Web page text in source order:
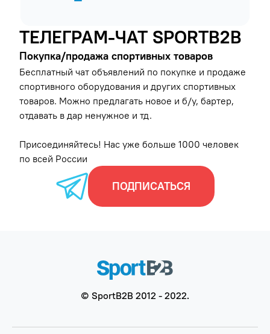
ТЕЛЕГРАМ-ЧАТ SPORTB2B
Покупка/продажа спортивных товаров
Бесплатный чат объявлений по покупке и продаже
спортивного оборудования и других спортивных
товаров. Можно предлагать новое и б/у, бартер,
отдавать в дар ненужное и тд.
Присоединяйтесь! Нас уже больше 1000 человек
по всей России
ПОДПИСАТЬСЯ
© SportB2B 2012 - 2022.